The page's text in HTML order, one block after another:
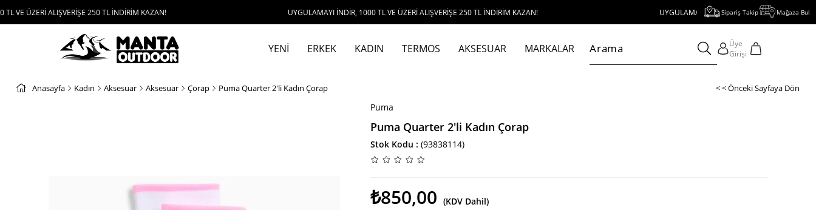
ALIŞVERİŞE 250 TL İNDİRİM KAZAN! UYGULAMAYI İNDİR, 1000 TL VE ÜZERİ ALIŞVERİŞE 250 TL İNDİRİM KAZAN! UYGULAMAYI İNDİR, 1000 TL VE ÜZERİ ALIŞVERİŞE 250
Sipariş Takip Mağaza Bul
YENİ ERKEK KADIN TERMOS AKSESUAR MARKALAR
Üye
Girişi
Anasayfa Kadın Aksesuar Aksesuar Çorap Puma Quarter 2'li Kadın Çorap < < Önceki Sayfaya Dön
Puma
Puma Quarter 2'li Kadın Çorap
Stok Kodu (93838114)
₺850,00 (KDV Dahil)